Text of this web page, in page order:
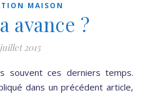
MAISON
avance ?
2015
dans un précédent article,